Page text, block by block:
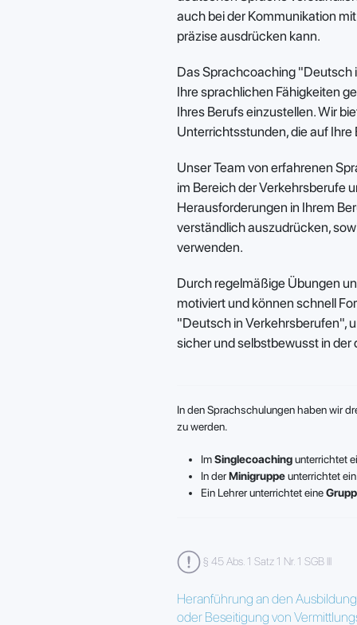
auch bei der Kommunikation
präzise ausdrücken kann.
Das Sprachcoaching "Deutsch
Ihre sprachlichen Fähigkeiten
Ihres Berufs einzustellen. Wir
Unterrichtsstunden, die auf
Unser Team von erfahrenen
im Bereich der Verkehrsberufe
Herausforderungen in Ihrem
verständlich auszudrücken,
verwenden.
Durch regelmäßige Übungen
motiviert und können schnell
"Deutsch in Verkehrsberufen",
sicher und selbstbewusst in
In den Sprachschulungen haben wir
zu werden.
ImSinglecoachingunterrichtet
In derMinigruppeunterrichtet
Ein Lehrer unterrichtet eine
§ 45 Abs. 1 Satz 1 Nr. 1 SGB III
Heranführung an den
oder Beseitigung von